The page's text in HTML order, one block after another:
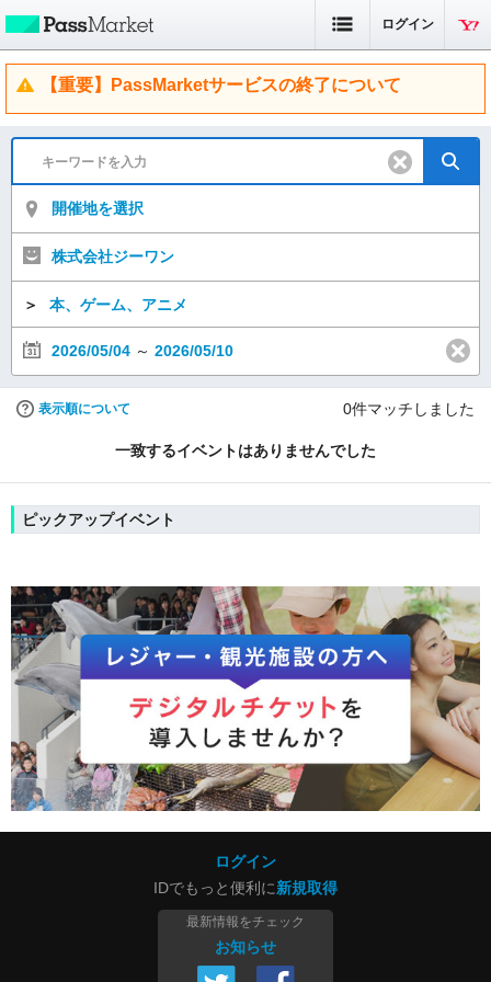
ログイン
【重要】PassMarketサービスの終了について
開催地を選択
株式会社ジーワン
＞ 本、ゲーム、アニメ
2026/05/04 ～ 2026/05/10
表示順について 0件マッチしました
一致するイベントはありませんでした
ピックアップイベント
ログイン
IDでもっと便利に新規取得
最新情報をチェック
お知らせ